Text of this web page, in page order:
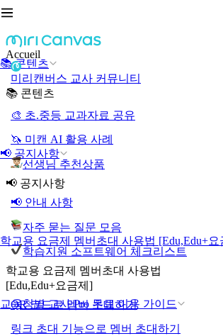
📚 콘텐츠
📢 공지사항
학교용 요금제 멤버초대 사용법 [Edu,Edu+요
교육청별 교사 Pro 무료 이용 가이드
Accueil
미리캔버스 교사 커뮤니티
📚 콘텐츠
🎨 초.중등 교과자료 공유
🦄 미캔 AI 활용 사례
선생님 추천상품
📢 공지사항
📢 안내 사항
자주 묻는 질문 모음
학습지원 소프트웨어 체크리스트
학교용 요금제 멤버초대 사용법
[Edu,Edu+요금제]
QR 코드로 멤버 초대하기
링크 초대 기능으로 멤버 초대하기